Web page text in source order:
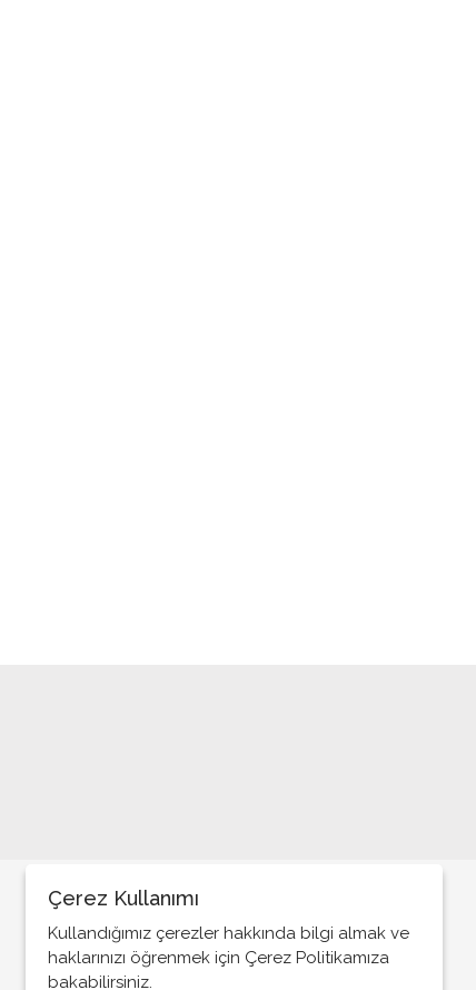
NİÇİN PAYLAŞMIYORSUNUZ,
ÖDÜLÜNÜZÜ?
Çerez Kullanımı
Kullandığımız çerezler hakkında bilgi almak ve
haklarınızı öğrenmek için Çerez Politikamıza
bakabilirsiniz.